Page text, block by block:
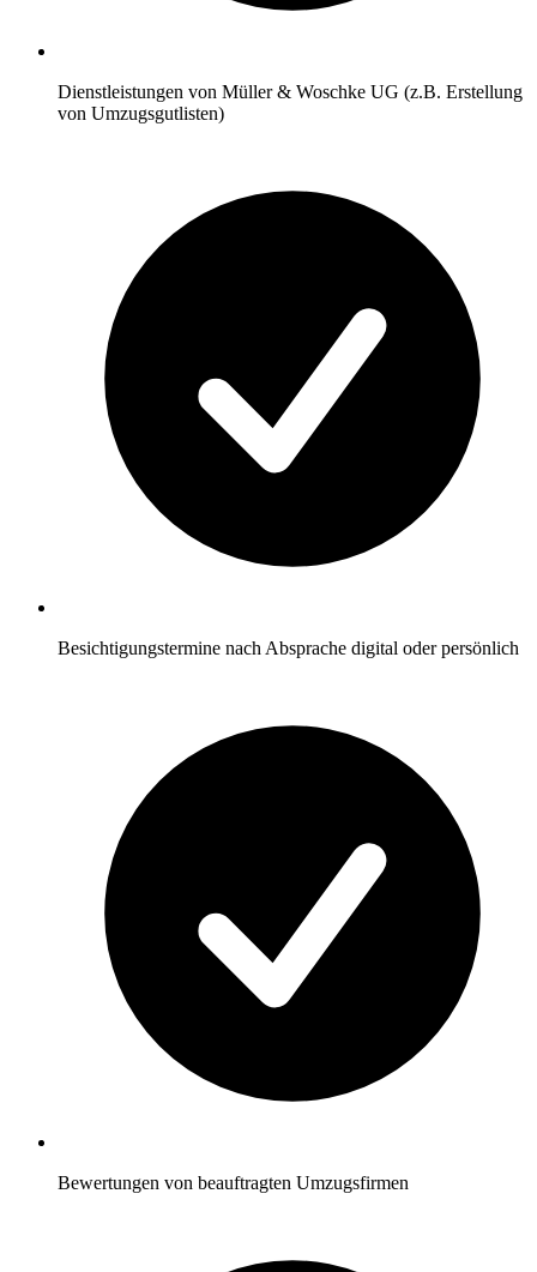
Dienstleistungen von Müller & Woschke UG (z.B. Erstellung
von Umzugsgutlisten)
Besichtigungstermine nach Absprache digital oder persönlich
Bewertungen von beauftragten Umzugsfirmen